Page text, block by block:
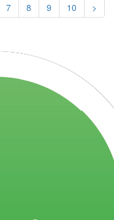
7 8 9 10 >